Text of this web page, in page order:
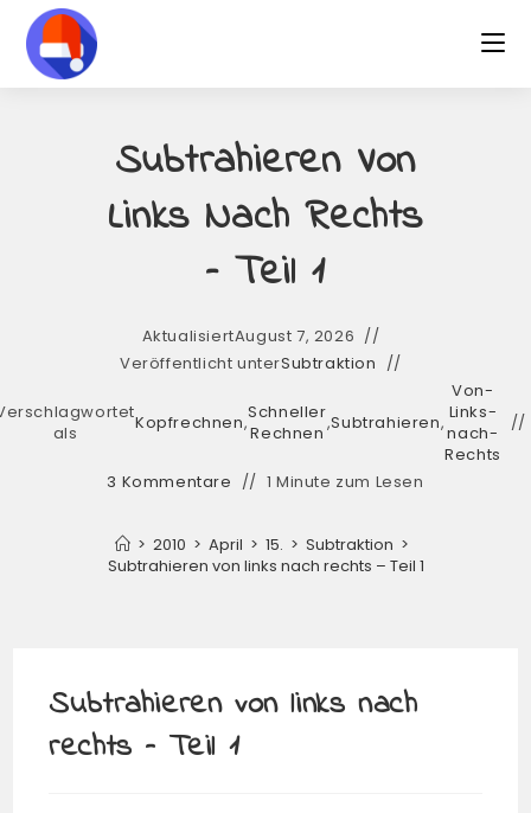
Subtrahieren Von
Links Nach Rechts
– Teil 1
AktualisiertAugust 7, 2026
Veröffentlicht unterSubtraktion
als
Kopfrechnen,Schneller
Rechnen ,Subtrahieren,
Von-
Links-
nach-
Rechts
3 Kommentare
1 Minute zum Lesen
> 2010 > April > 15. > Subtraktion >
Subtrahieren von links nach rechts – Teil 1
Subtrahieren von links nach
rechts – Teil 1